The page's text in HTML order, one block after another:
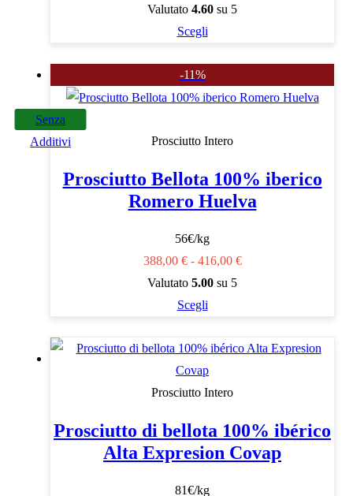
prezzo
originale
288,00 €.
Valutato 4.60 su 5
ScegliQuesto
più
Le
possono
essere
-11%
Senza
Additivi
Prosciutto Intero
Prosciutto Bellota 100% iberico
Romero Huelva
56€/kg
388,00 € - 416,00 €Fascia
388,00 €
Valutato 5.00 su 5
ScegliQuesto
ha
più
varianti.
opzioni
possono
Prosciutto Intero
Prosciutto di bellota 100% ibérico
Alta Expresion Covap
81€/kg